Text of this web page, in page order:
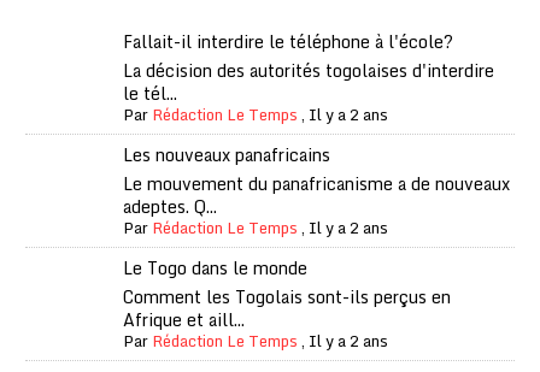
Fallait-il interdire le téléphone à l'école?
La décision des autorités togolaises d'interdire
le tél...
ParRédaction Le Temps, Il y a 2 ans
Les nouveaux panafricains
Le mouvement du panafricanisme a de nouveaux
adeptes. Q...
ParRédaction Le Temps, Il y a 2 ans
Le Togo dans le monde
Comment les Togolais sont-ils perçus en
Afrique et aill...
ParRédaction Le Temps, Il y a 2 ans